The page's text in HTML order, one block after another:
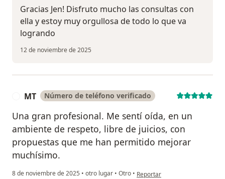
Gracias Jen! Disfruto mucho las consultas con
ella y estoy muy orgullosa de todo lo que va
logrando
12 de noviembre de 2025
MT Número de teléfono verificado
Una gran profesional. Me sentí oída, en un
ambiente de respeto, libre de juicios, con
propuestas que me han permitido mejorar
muchísimo.
8 de noviembre de 2025 • otro lugar • Otro • en opinión del usuario MT
Reportar